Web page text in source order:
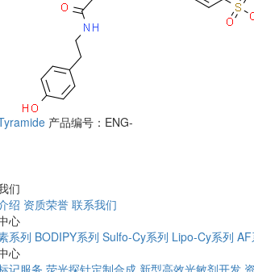
产品编号：ENG-
们
绍 资质荣誉 联系我们
心
系列 BODIPY系列 Sulfo-Cy系列 Lipo-Cy系列 AF
心
记服务 荧光探针定制合成 新型高效光敏剂开发